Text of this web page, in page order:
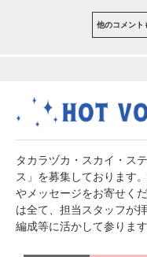
他のコメント
タカラヅカ・スカイ・ス
ス」を募集しております
やメッセージをお寄せく
は全て、担当スタッフが
編成等に活かして参ります